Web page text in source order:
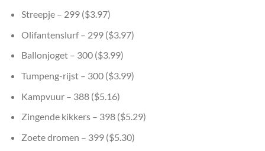
Streepje – 299 ($3.97)
Olifantenslurf – 299 ($3.97)
Ballonjoget – 300 ($3.99)
Tumpeng-rijst – 300 ($3.99)
Kampvuur – 388 ($5.16)
Zingende kikkers – 398 ($5.29)
Zoete dromen – 399 ($5.30)